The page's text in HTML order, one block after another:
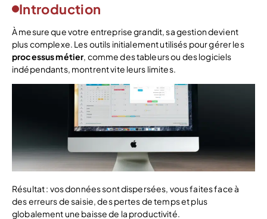
Introduction
À mesure que votre entreprise grandit, sa gestion devient
plus complexe. Les outils initialement utilisés pour gérer les
processus métier, comme des tableurs ou des logiciels
indépendants, montrent vite leurs limites.
Résultat : vos données sont dispersées, vous faites face à
des erreurs de saisie, des pertes de temps et plus
globalement une baisse de la productivité.